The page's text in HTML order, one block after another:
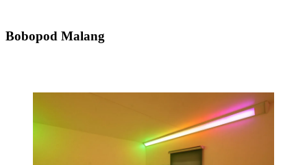
Bobopod Malang